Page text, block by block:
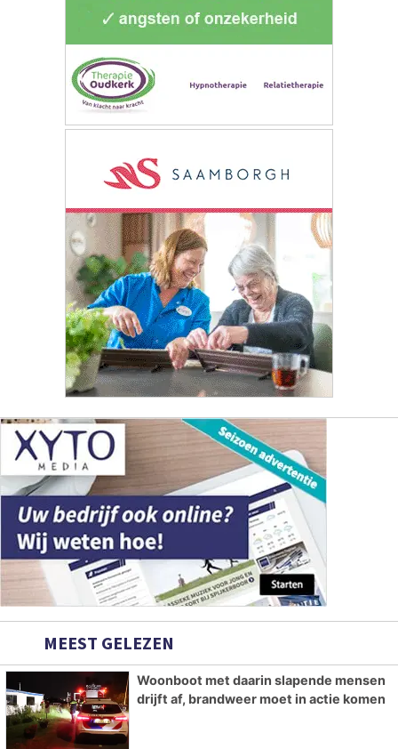
MEEST GELEZEN
Woonboot met daarin slapende mensen
drijft af, brandweer moet in actie komen